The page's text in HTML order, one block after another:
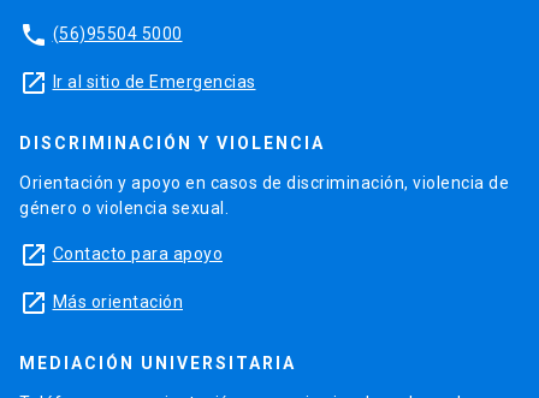
phone (56)95504 5000
launch Ir al sitio de Emergencias
DISCRIMINACIÓN Y VIOLENCIA
Orientación y apoyo en casos de discriminación, violencia de
género o violencia sexual.
launch Contacto para apoyo
launch Más orientación
MEDIACIÓN UNIVERSITARIA